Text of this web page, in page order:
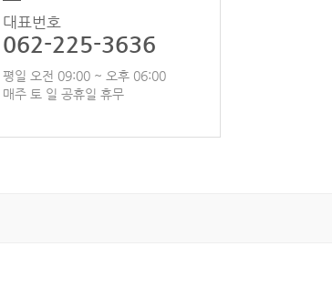
대표번호
062-225-3636
평일 오전 09:00 ~ 오후 06:00
매주 토 일 공휴일 휴무